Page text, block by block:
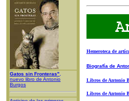
Gatos sin Fronteras"
nuevo libro de Antonio
Burgos
Hemeroteca de
Biografía de
Libros de Antonio
Libros de Antonio